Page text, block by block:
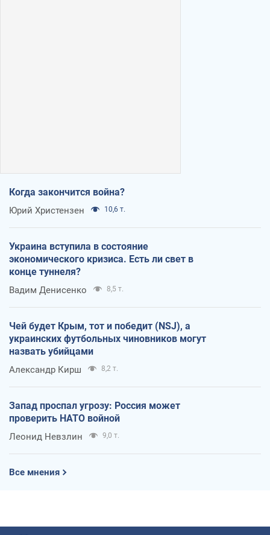
Когда закончится война?
Юрий Христензен 10,6 т.
Украина вступила в состояние
экономического кризиса. Есть ли свет в
конце туннеля?
Вадим Денисенко 8,5 т.
Чей будет Крым, тот и победит (NSJ), а
украинских футбольных чиновников могут
назвать убийцами
Александр Кирш 8,2 т.
Запад проспал угрозу: Россия может
проверить НАТО войной
Леонид Невзлин 9,0 т.
Все мнения